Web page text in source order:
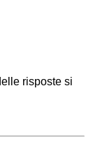
risposte si